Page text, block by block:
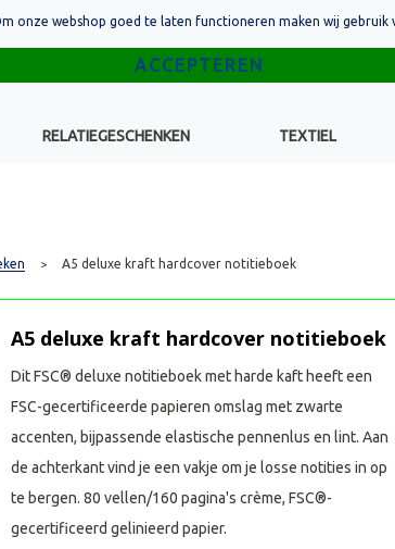
RELATIEGESCHENKEN TEXTIEL
> A5 deluxe kraft hardcover notitieboek
A5 deluxe kraft hardcover notitieboek
Dit FSC® deluxe notitieboek met harde kaft heeft een
FSC-gecertificeerde papieren omslag met zwarte
accenten, bijpassende elastische pennenlus en lint. Aan
de achterkant vind je een vakje om je losse notities in op
te bergen. 80 vellen/160 pagina's crème, FSC®-
gecertificeerd gelinieerd papier.
onze webshop goed te laten functioneren maken wij gebruik